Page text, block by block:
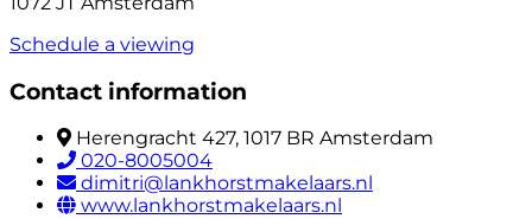
Schedule a viewing
Contact information
Herengracht 427, 1017 BR Amsterdam
020-8005004
dimitri@lankhorstmakelaars.nl
www.lankhorstmakelaars.nl